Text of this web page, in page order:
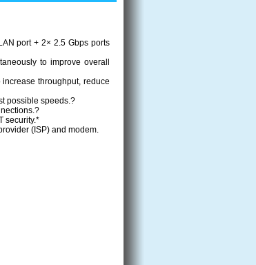
port + 2× 2.5 Gbps ports
to improve overall
throughput, reduce
possible speeds.?
security.*
(ISP) and modem.